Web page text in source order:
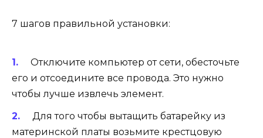
7 шагов правильной установки:
Отключите компьютер от сети, обесточьте
его и отсоедините все провода. Это нужно
чтобы лучше извлечь элемент.
Для того чтобы вытащить батарейку из
материнской платы возьмите крестцовую